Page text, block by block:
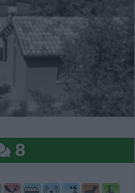
8